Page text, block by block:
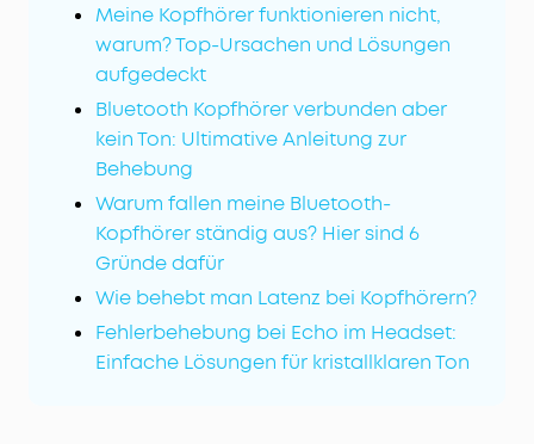
Meine Kopfhörer funktionieren nicht,
warum? Top-Ursachen und Lösungen
aufgedeckt
Bluetooth Kopfhörer verbunden aber
kein Ton: Ultimative Anleitung zur
Behebung
Warum fallen meine Bluetooth-
Kopfhörer ständig aus? Hier sind 6
Gründe dafür
Wie behebt man Latenz bei Kopfhörern?
Fehlerbehebung bei Echo im Headset:
Einfache Lösungen für kristallklaren Ton